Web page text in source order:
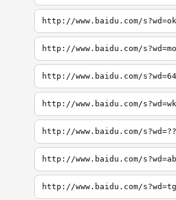
http://www.baidu.com/s?wd=ok
http://www.baidu.com/s?wd=mo
http://www.baidu.com/s?wd=64
http://www.baidu.com/s?wd=wk
http://www.baidu.com/s?wd=??
http://www.baidu.com/s?wd=ab
http://www.baidu.com/s?wd=tg